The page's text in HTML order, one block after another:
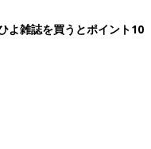
よ雑誌を買うとポイント10